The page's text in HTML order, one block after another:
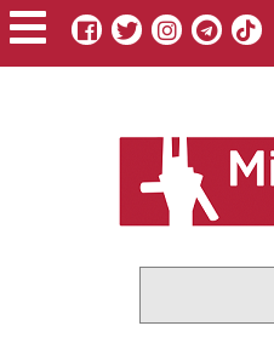
Pasar
al
contenido